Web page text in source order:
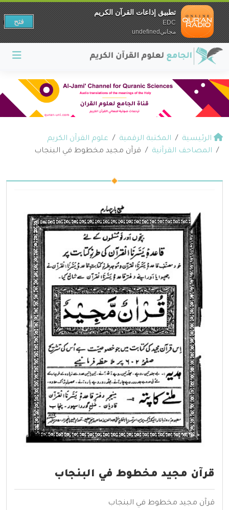
الرئيسية المكتبة الرقمية
علوم القرآن الكريم
المصاحف القرآنية
قرآن مجيد مخطوط في البنجاب
قرآن مجيد مخطوط في البنجاب
قرآن مجيد مخطوط في البنجاب
تطبيق إذاعات القرآن الكريم
EDC
مجانيundefined
فتح